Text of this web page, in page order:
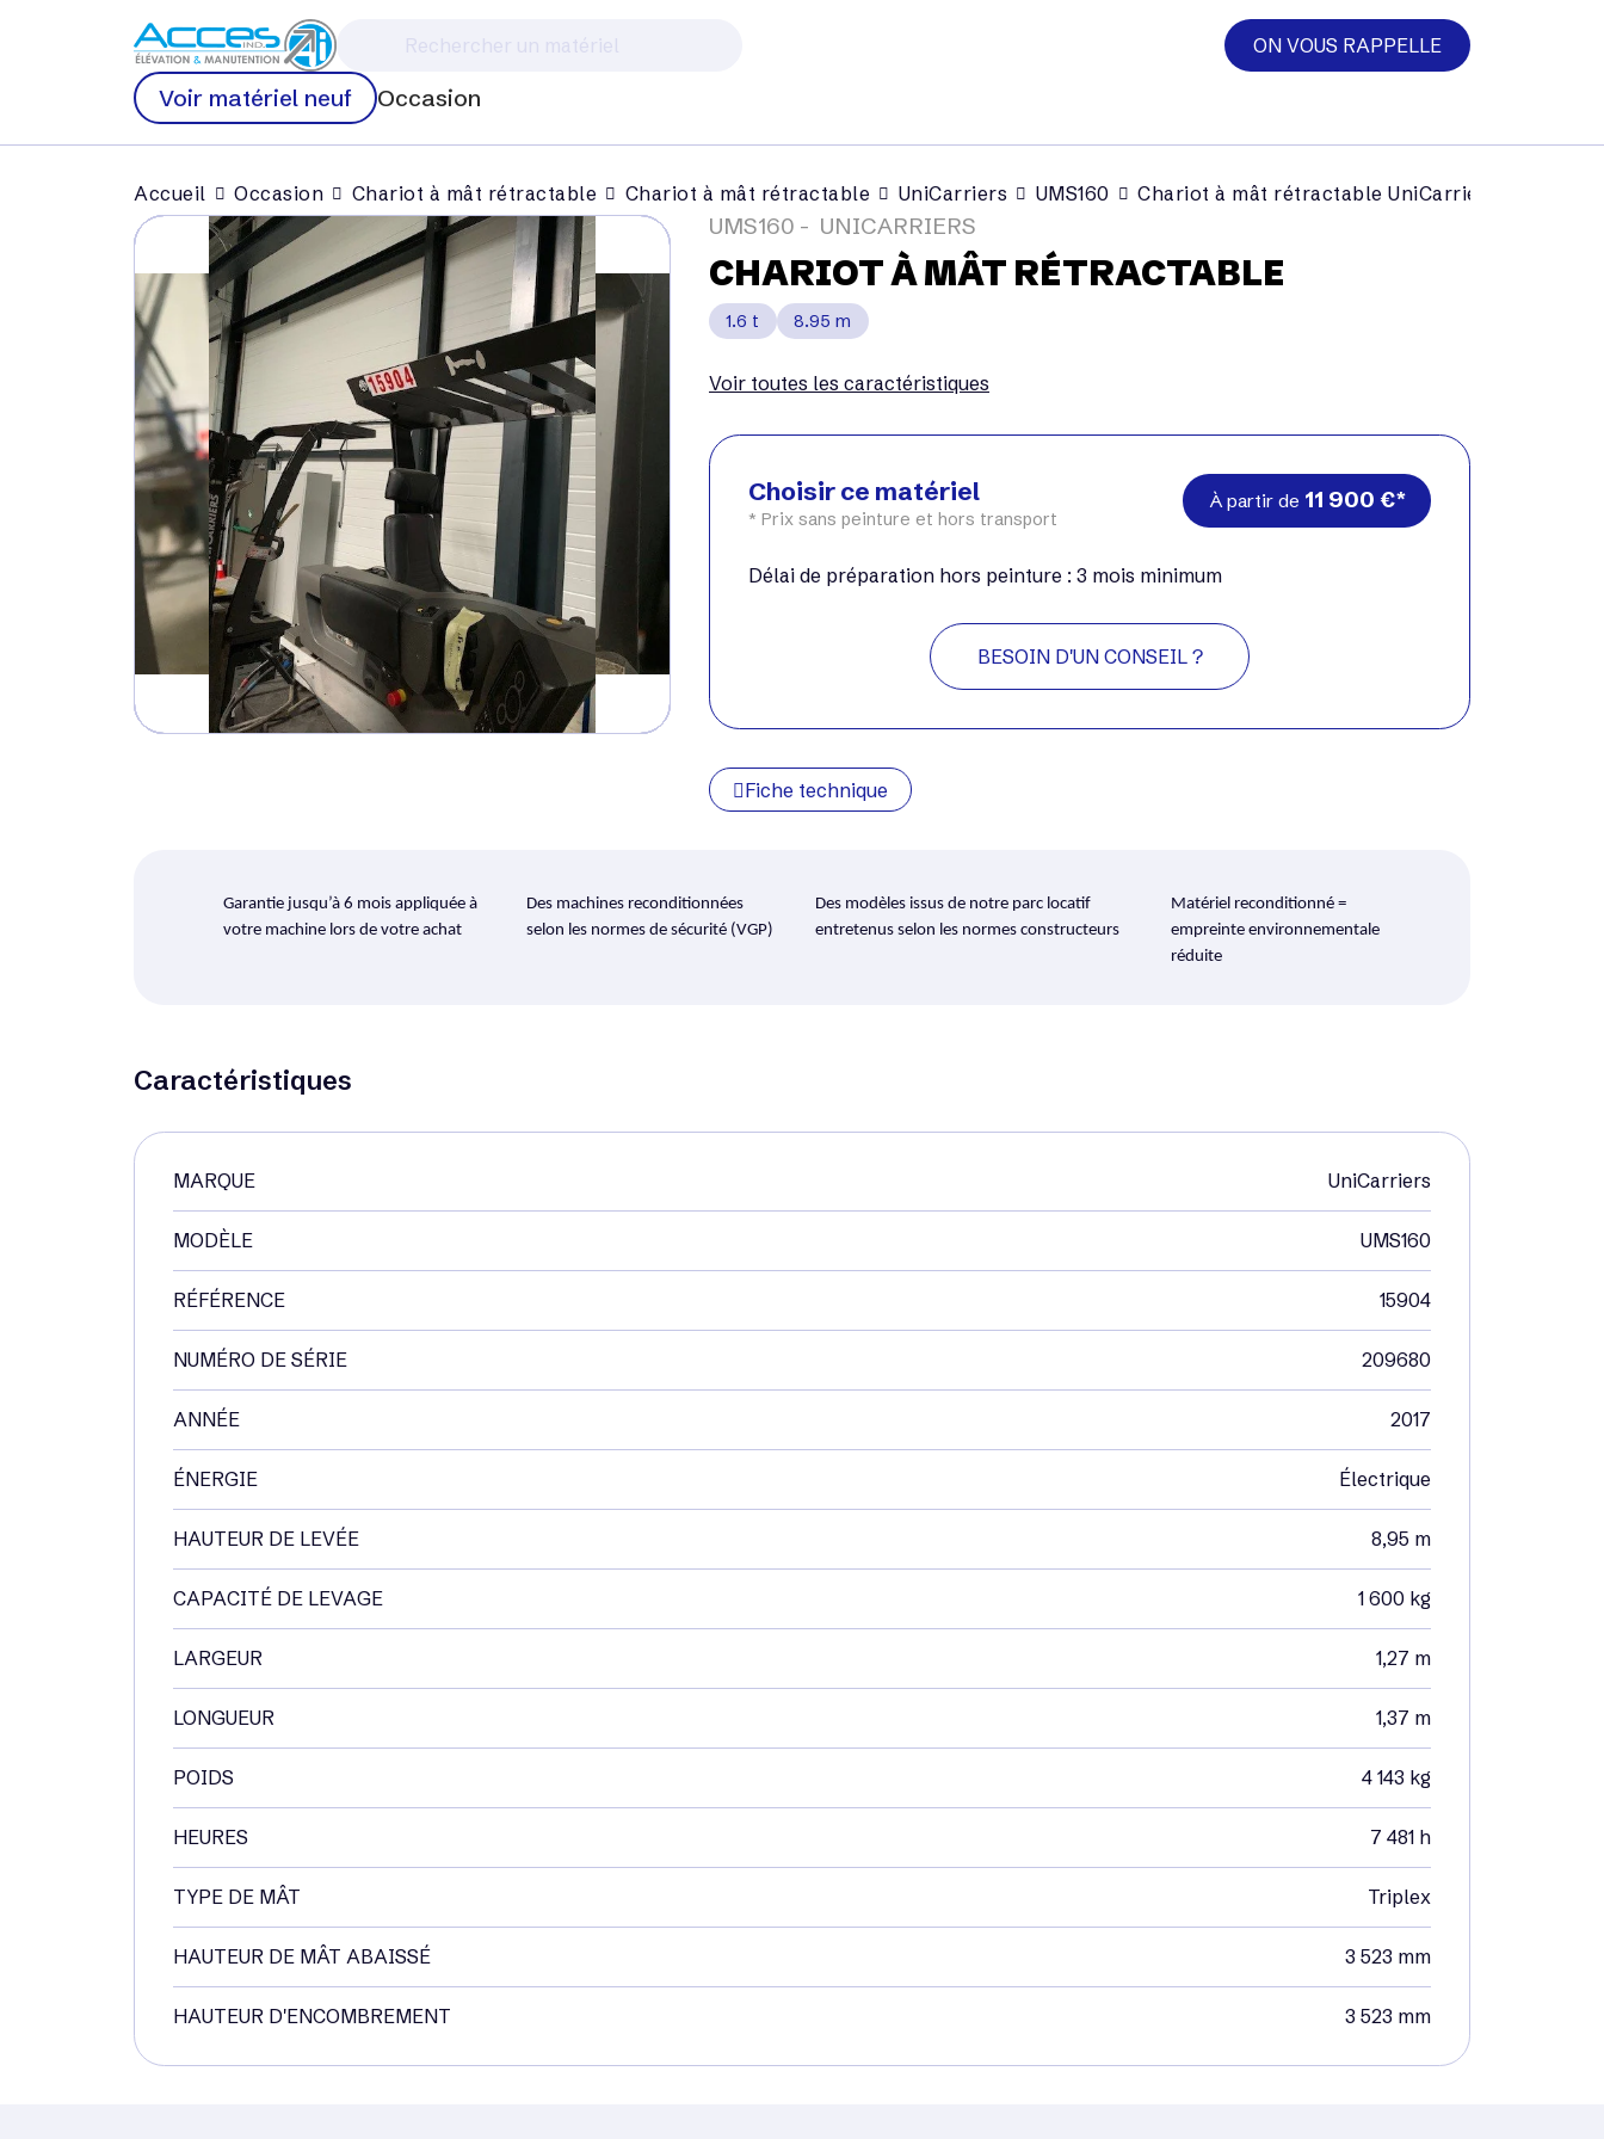
ON VOUS RAPPELLE
Voir matériel neuf Occasion
Accueil Occasion Chariot à mât rétractable Chariot à mât rétractable UniCarriers UMS160 Chariot à mât rétractable UniCarriers UMS160
CHARIOT À MÂT RÉTRACTABLE
UNICARRIERS
UMS160
1.6 t 8.95 m
Voir toutes les caractéristiques
Fiche technique
Choisir ce matériel
* Prix sans peinture et hors transport
À partir de 11 900 €
Délai de préparation hors peinture : 3 mois minimum
BESOIN D'UN CONSEIL ?
Caractéristiques
MARQUE UniCarriers
MODÈLE UMS160
RÉFÉRENCE 15904
NUMÉRO DE SÉRIE 209680
ANNÉE 2017
ÉNERGIE Électrique
HAUTEUR DE LEVÉE 8,95 m
CAPACITÉ DE LEVAGE 1 600 kg
LARGEUR 1,27 m
LONGUEUR 1,37 m
POIDS 4 143 kg
HEURES 7 481 h
TYPE DE MÂT Triplex
HAUTEUR DE MÂT ABAISSÉ 3 523 mm
HAUTEUR D'ENCOMBREMENT 3 523 mm
Garantie jusqu’à 6 mois appliquée à
votre machine lors de votre achat
Des machines reconditionnées
selon les normes de sécurité (VGP)
Des modèles issus de notre parc locatif
entretenus selon les normes constructeurs
Matériel reconditionné =
empreinte environnementale
réduite